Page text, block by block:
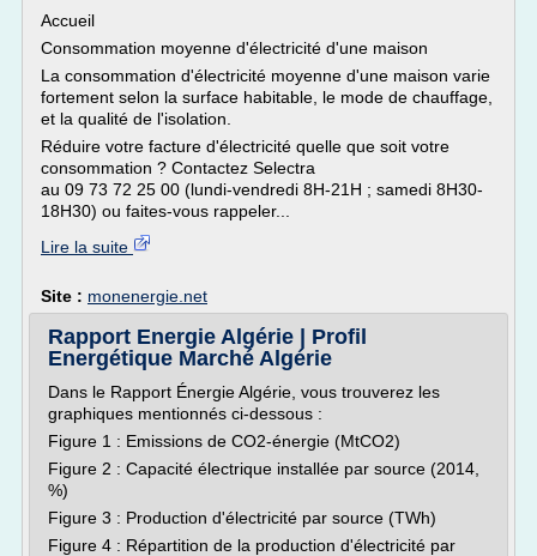
Accueil
Consommation moyenne d'électricité d'une maison
La consommation d'électricité moyenne d'une maison varie
fortement selon la surface habitable, le mode de chauffage,
et la qualité de l'isolation.
Réduire votre facture d'électricité quelle que soit votre
consommation ? Contactez Selectra
au 09 73 72 25 00 (lundi-vendredi 8H-21H ; samedi 8H30-
18H30) ou faites-vous rappeler...
Lire la suite
Site : monenergie.net
Rapport Energie Algérie | Profil
Energétique Marché Algérie
Dans le Rapport Énergie Algérie, vous trouverez les
graphiques mentionnés ci-dessous :
Figure 1 : Emissions de CO2-énergie (MtCO2)
Figure 2 : Capacité électrique installée par source (2014,
%)
Figure 3 : Production d'électricité par source (TWh)
Figure 4 : Répartition de la production d'électricité par